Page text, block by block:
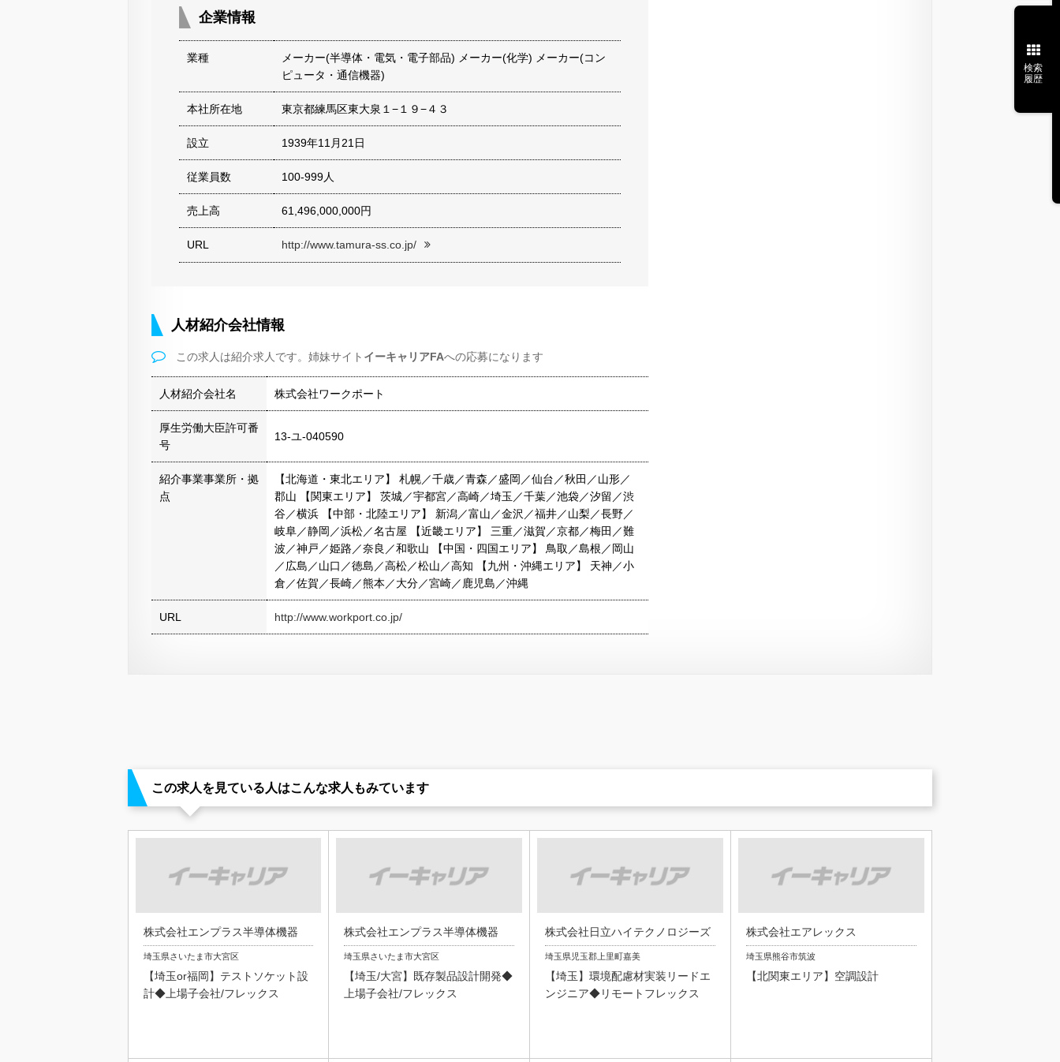
企業情報
業種
メーカー(半導体・電気・電子部品) メーカー(化学) メーカー(コン
ピュータ・通信機器)
本社所在地 東京都練馬区東大泉１−１９−４３
設立 1939年11月21日
従業員数 100-999人
売上高 61,496,000,000円
URL http://www.tamura-ss.co.jp/
人材紹介会社情報
この求人は紹介求人です。姉妹サイト イーキャリアFAへの応募になります
人材紹介会社名 株式会社ワークポート
厚生労働大臣許可番
号
13-ユ-040590
紹介事業事業所・拠
点
【北海道・東北エリア】 札幌／千歳／青森／盛岡／仙台／秋田／山形／
郡山 【関東エリア】 茨城／宇都宮／高崎／埼玉／千葉／池袋／汐留／渋
谷／横浜 【中部・北陸エリア】 新潟／富山／金沢／福井／山梨／長野／
岐阜／静岡／浜松／名古屋 【近畿エリア】 三重／滋賀／京都／梅田／難
波／神戸／姫路／奈良／和歌山 【中国・四国エリア】 鳥取／島根／岡山
／広島／山口／徳島／高松／松山／高知 【九州・沖縄エリア】 天神／小
倉／佐賀／長崎／熊本／大分／宮崎／鹿児島／沖縄
URL http://www.workport.co.jp/
この求人を見ている人はこんな求人もみています
株式会社エンプラス半導体機器
埼玉県さいたま市大宮区
【埼玉or福岡】テストソケット設
計◆上場子会社/フレックス
株式会社エンプラス半導体機器
埼玉県さいたま市大宮区
【埼玉/大宮】既存製品設計開発◆
上場子会社/フレックス
株式会社日立ハイテクノロジーズ
埼玉県児玉郡上里町嘉美
【埼玉】環境配慮材実装リードエ
ンジニア◆リモートフレックス
株式会社エアレックス
埼玉県熊谷市筑波
【北関東エリア】空調設計
検索
履歴